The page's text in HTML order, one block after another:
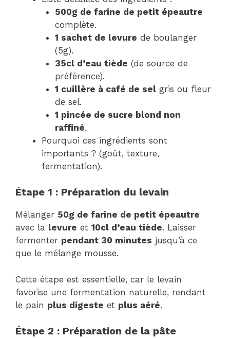
500g de farine de petit épeautre
complète.
1 sachet de levure de boulanger
(5g).
35cl d’eau tiède (de source de
préférence).
1 cuillère à café de selgris ou fleur
de sel.
1 pincée de sucre blond non
raffiné.
Pourquoi ces ingrédients sont
importants ? (goût, texture,
fermentation).
Étape 1 : Préparation du levain
Mélanger 50g de farine de petit épeautre
avec la levure et 10cl d’eau tiède. Laisser
fermenter pendant 30 minutes jusqu’à ce
que le mélange mousse.
Cette étape est essentielle, car le levain
favorise une fermentation naturelle, rendant
le pain plus digeste et plus aéré.
Étape 2 : Préparation de la pâte